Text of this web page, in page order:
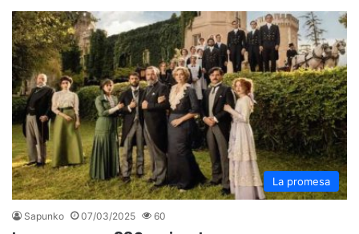
La promesa
Sapunko 07/03/2025 60